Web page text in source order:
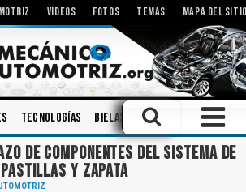
VÍDEOS FOTOS TEMAS MAPA DEL
Tecnologías Bielas Inspecciones
DE COMPONENTES DEL SISTEMA DE
Y ZAPATA